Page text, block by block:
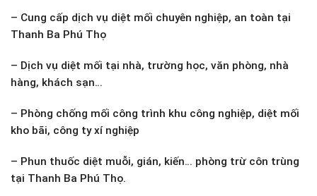
– Cung cấp dịch vụ diệt mối chuyên nghiệp, an toàn tại
Thanh Ba Phú Thọ
– Dịch vụ diệt mối tại nhà, trường học, văn phòng, nhà
hàng, khách sạn…
– Phòng chống mối công trình khu công nghiệp, diệt mối
kho bãi, công ty xí nghiệp
– Phun thuốc diệt muỗi, gián, kiến… phòng trừ côn trùng
tại Thanh Ba Phú Thọ.